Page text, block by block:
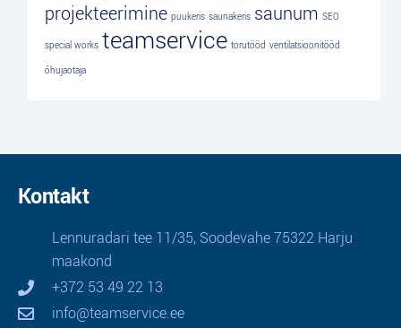
projekteerimine puukeris saunakeris saunum SEO
special works teamservice torutööd ventilatsioonitööd
õhujaotaja
Kontakt
Lennuradari tee 11/35, Soodevahe 75322 Harju
maakond
+372 53 49 22 13
info@teamservice.ee